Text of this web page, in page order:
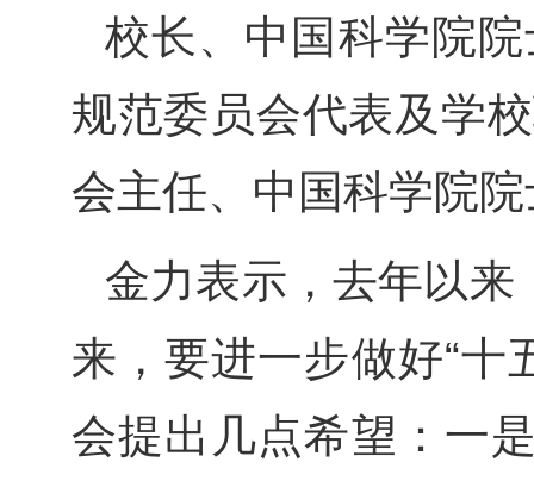
校长、中国科学院
规范委员会代表及学
会主任、中国科学院
金力表示，去年以来
来，要进一步做好“十
会提出几点希望：一